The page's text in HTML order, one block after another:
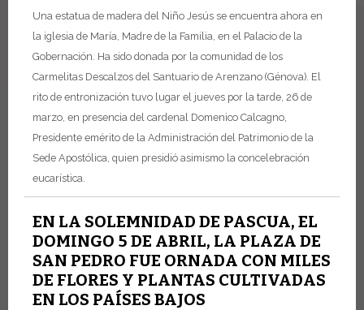
Una estatua de madera del Niño Jesús se encuentra ahora en
la iglesia de María, Madre de la Familia, en el Palacio de la
Gobernación. Ha sido donada por la comunidad de los
Carmelitas Descalzos del Santuario de Arenzano (Génova). El
rito de entronización tuvo lugar el jueves por la tarde, 26 de
marzo, en presencia del cardenal Domenico Calcagno,
Presidente emérito de la Administración del Patrimonio de la
Sede Apostólica, quien presidió asimismo la concelebración
eucarística.
EN LA SOLEMNIDAD DE PASCUA, EL
DOMINGO 5 DE ABRIL, LA PLAZA DE
SAN PEDRO FUE ORNADA CON MILES
DE FLORES Y PLANTAS CULTIVADAS
EN LOS PAÍSES BAJOS